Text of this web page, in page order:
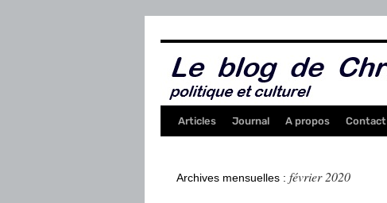
Articles Journal A propos Contact
Archives mensuelles : février 2020